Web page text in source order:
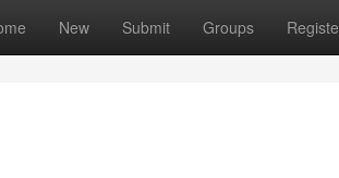
New Submit Groups